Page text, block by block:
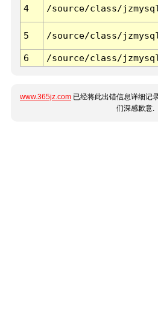
4 /source/class/
5 /source/class/
6 /source/class/
www.365jz.com 已经将此出错信息详细记
们深感歉意.